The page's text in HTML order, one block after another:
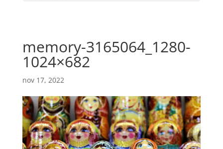
memory-3165064_1280-
1024×682
nov 17, 2022